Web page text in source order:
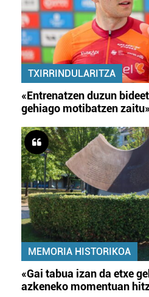
TXIRRINDULARITZA
«Entrenatzen duzun
gehiago motibatzen zaitu»
MEMORIA HISTORIKOA
«Gai tabua izan da etxe
azkeneko momentuan